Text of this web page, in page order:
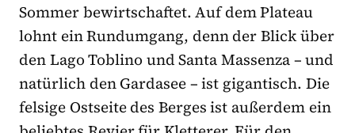
Sommer bewirtschaftet. Auf dem Plateau
lohnt ein Rundumgang, denn der Blick über
den Lago Toblino und Santa Massenza – und
natürlich den Gardasee – ist gigantisch. Die
felsige Ostseite des Berges ist außerdem ein